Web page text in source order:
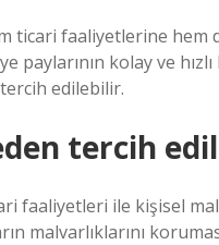
ticari faaliyetlerine hem
paylarının kolay ve
edilebilir.
tercih
faaliyetleri ile kişisel
malvarlıklarını